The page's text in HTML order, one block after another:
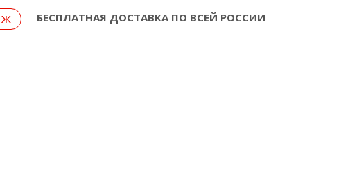
БЕСПЛАТНАЯ ДОСТАВКА ПО ВСЕЙ РОССИИ